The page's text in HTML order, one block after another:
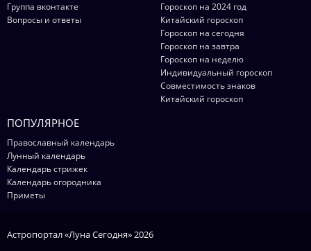
Группа вконтакте
Вопросы и ответы
Гороскоп на 2024 год
Китайский гороскоп
Гороскоп на сегодня
Гороскоп на завтра
Гороскоп на неделю
Индивидуальный гороскоп
Совместимость знаков
Китайский гороскоп
ПОПУЛЯРНОЕ
Православный календарь
Лунный календарь
Календарь стрижек
Календарь огородника
Приметы
Астропортал «Луна Сегодня» 2026